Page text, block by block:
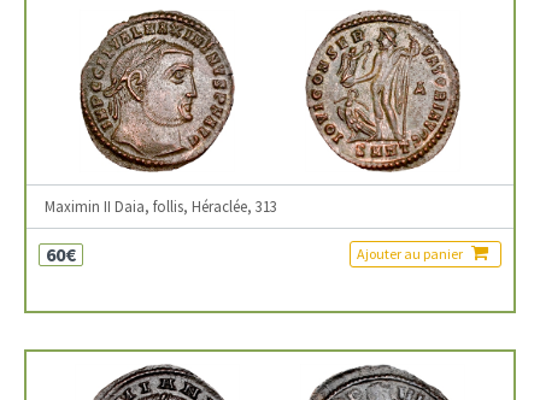
Maximin II Daia, follis, Héraclée, 313
60€ Ajouter au panier